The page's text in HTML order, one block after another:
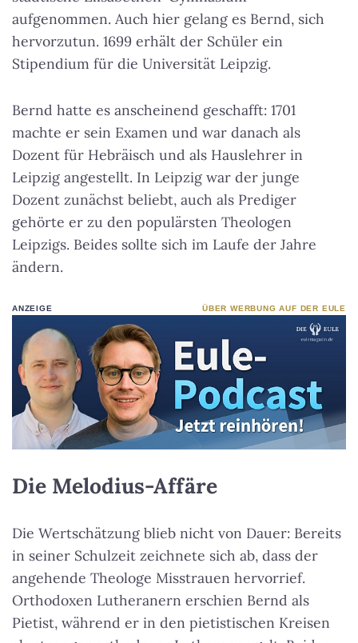
aufgenommen. Auch hier gelang es Bernd, sich
hervorzutun. 1699 erhält der Schüler ein
Stipendium für die Universität Leipzig.
Bernd hatte es anscheinend geschafft: 1701
machte er sein Examen und war danach als
Dozent für Hebräisch und als Hauslehrer in
Leipzig angestellt. In Leipzig war der junge
Dozent zunächst beliebt, auch als Prediger
gehörte er zu den populärsten Theologen
Leipzigs. Beides sollte sich im Laufe der Jahre
ändern.
ANZEIGE ÜBER WERBUNG AUF DER EULE
Die Melodius-Affäre
Die Wertschätzung blieb nicht von Dauer: Bereits
in seiner Schulzeit zeichnete sich ab, dass der
angehende Theologe Misstrauen hervorrief.
Orthodoxen Lutheranern erschien Bernd als
Pietist, während er in den pietistischen Kreisen